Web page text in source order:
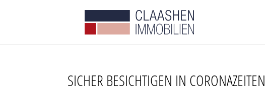
SICHER BESICHTIGEN IN CORONAZEITEN